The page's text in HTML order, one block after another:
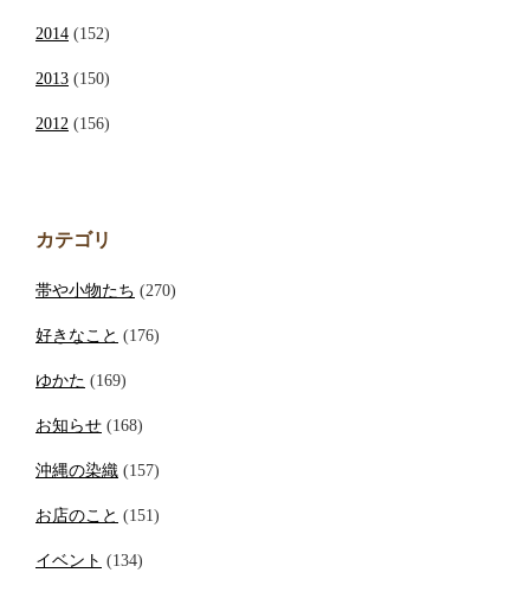
2014 (152)
2013 (150)
2012 (156)
カテゴリ
帯や小物たち (270)
好きなこと (176)
ゆかた (169)
お知らせ (168)
沖縄の染織 (157)
お店のこと (151)
イベント (134)